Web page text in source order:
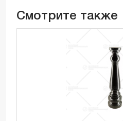
Смотрите также